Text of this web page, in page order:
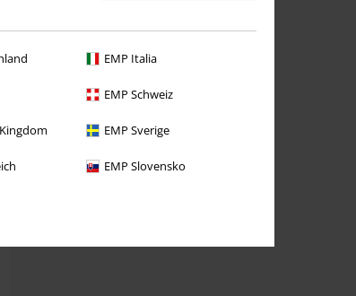
EMP Italia
EMP Schweiz
EMP Sverige
EMP Slovensko